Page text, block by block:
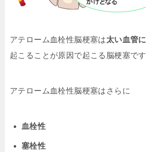
アテローム血栓性脳梗塞は太い血管
起こることが原因で起こる脳梗塞です
アテローム血栓性脳梗塞はさらに
血栓性
塞栓性